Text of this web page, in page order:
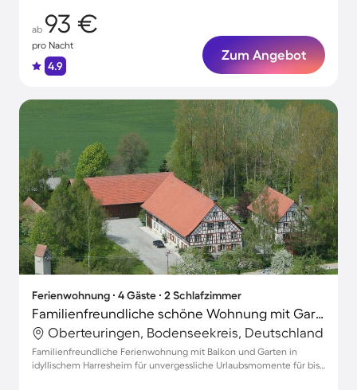
ab 93 €
pro Nacht
4.9
Zum Angebot
Ferienwohnung ∙ 4 Gäste ∙ 2 Schlafzimmer
Familienfreundliche schöne Wohnung mit Garten
Oberteuringen, Bodenseekreis, Deutschland
Familienfreundliche Ferienwohnung mit Balkon und Garten in
idyllischem Harresheim für unvergessliche Urlaubsmomente für bis